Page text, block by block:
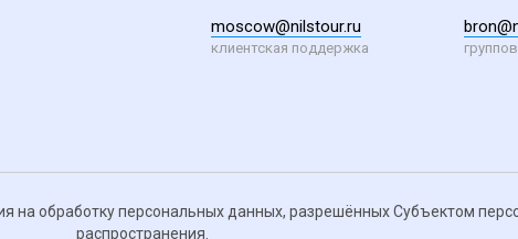
moscow@nilstour.ru
клиентская поддержка
на обработку персональных данных, разрешённых Субъектом
распространения.